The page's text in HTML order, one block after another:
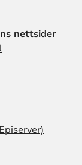
nettsider